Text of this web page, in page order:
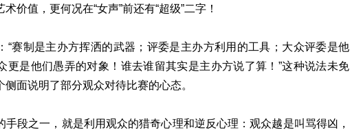
价值，更何况在“女声”前还有“超级”二字！
“赛制是主办方挥洒的武器；评委是主办方利用的工具；大众评委是他
更是他们愚弄的对象！谁去谁留其实是主办方说了算！”这种说法未免
侧面说明了部分观众对待比赛的心态。
手段之一，就是利用观众的猎奇心理和逆反心理：观众越是叫骂得凶，